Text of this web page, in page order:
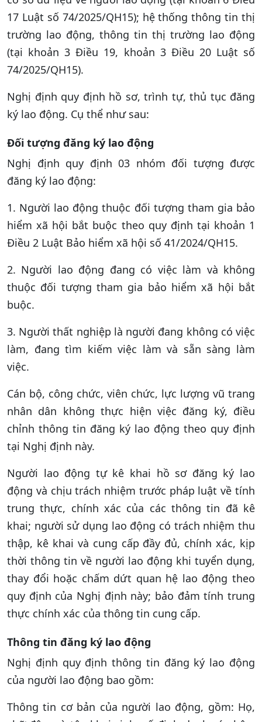
17 Luật số 74/2025/QH15); hệ thống thông tin thị
trường lao động, thông tin thị trường lao động
(tại khoản 3 Điều 19, khoản 3 Điều 20 Luật số
74/2025/QH15).
Nghị định quy định hồ sơ, trình tự, thủ tục đăng
ký lao động. Cụ thể như sau:
Đối tượng đăng ký lao động
Nghị định quy định 03 nhóm đối tượng được
đăng ký lao động:
1. Người lao động thuộc đối tượng tham gia bảo
hiểm xã hội bắt buộc theo quy định tại khoản 1
Điều 2 Luật Bảo hiểm xã hội số 41/2024/QH15.
2. Người lao động đang có việc làm và không
thuộc đối tượng tham gia bảo hiểm xã hội bắt
buộc.
3. Người thất nghiệp là người đang không có việc
làm, đang tìm kiếm việc làm và sẵn sàng làm
việc.
Cán bộ, công chức, viên chức, lực lượng vũ trang
nhân dân không thực hiện việc đăng ký, điều
chỉnh thông tin đăng ký lao động theo quy định
tại Nghị định này.
Người lao động tự kê khai hồ sơ đăng ký lao
động và chịu trách nhiệm trước pháp luật về tính
trung thực, chính xác của các thông tin đã kê
khai; người sử dụng lao động có trách nhiệm thu
thập, kê khai và cung cấp đầy đủ, chính xác, kịp
thời thông tin về người lao động khi tuyển dụng,
thay đổi hoặc chấm dứt quan hệ lao động theo
quy định của Nghị định này; bảo đảm tính trung
thực chính xác của thông tin cung cấp.
Thông tin đăng ký lao động
Nghị định quy định thông tin đăng ký lao động
của người lao động bao gồm:
Thông tin cơ bản của người lao động, gồm: Họ,